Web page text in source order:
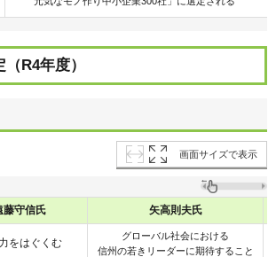
R4年度）
画面サイズで表示
藤守信氏 矢高則夫氏
をはぐくむ
グローバル社会における
信州の若きリーダーに期待すること